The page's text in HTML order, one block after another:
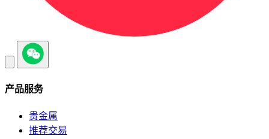
产品服务
贵金属
推荐交易